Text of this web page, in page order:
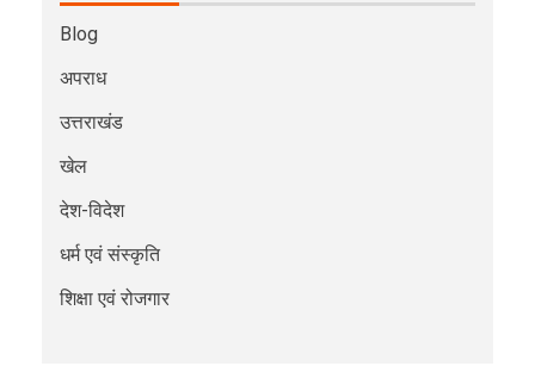
Blog
अपराध
उत्तराखंड
खेल
देश-विदेश
धर्म एवं संस्कृति
शिक्षा एवं रोजगार